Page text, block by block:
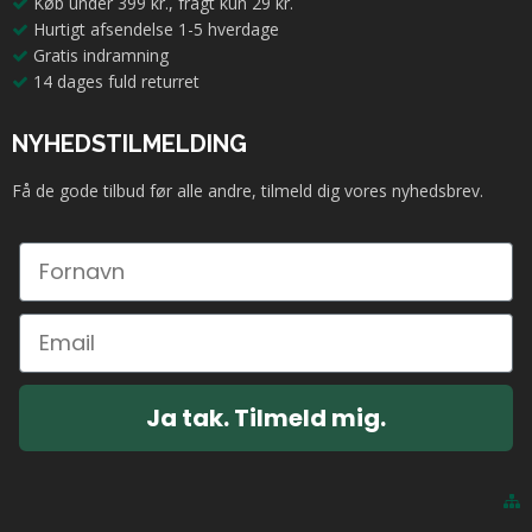
Hurtigt afsendelse 1-5 hverdage
Gratis indramning
14 dages fuld returret
NYHEDSTILMELDING
Få de gode tilbud før alle andre, tilmeld dig vores nyhedsbrev.
Ja tak. Tilmeld mig.